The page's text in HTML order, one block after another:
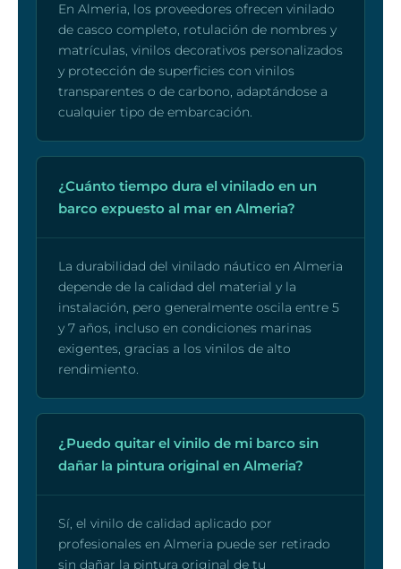
En Almeria, los proveedores ofrecen vinilado
de casco completo, rotulación de nombres y
matrículas, vinilos decorativos personalizados
y protección de superficies con vinilos
transparentes o de carbono, adaptándose a
cualquier tipo de embarcación.
¿Cuánto tiempo dura el vinilado en un
barco expuesto al mar en Almeria?
La durabilidad del vinilado náutico en Almeria
depende de la calidad del material y la
instalación, pero generalmente oscila entre 5
y 7 años, incluso en condiciones marinas
exigentes, gracias a los vinilos de alto
rendimiento.
¿Puedo quitar el vinilo de mi barco sin
dañar la pintura original en Almeria?
Sí, el vinilo de calidad aplicado por
profesionales en Almeria puede ser retirado
sin dañar la pintura original de tu